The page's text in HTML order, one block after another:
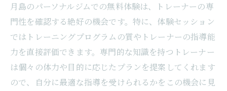
月島のパーソナルジムでの無料体験は、トレーナーの専
門性を確認する絶好の機会です。特に、体験セッション
ではトレーニングプログラムの質やトレーナーの指導能
力を直接評価できます。専門的な知識を持つトレーナー
は個々の体力や目的に応じたプランを提案してくれます
ので、自分に最適な指導を受けられるかをこの機会に見